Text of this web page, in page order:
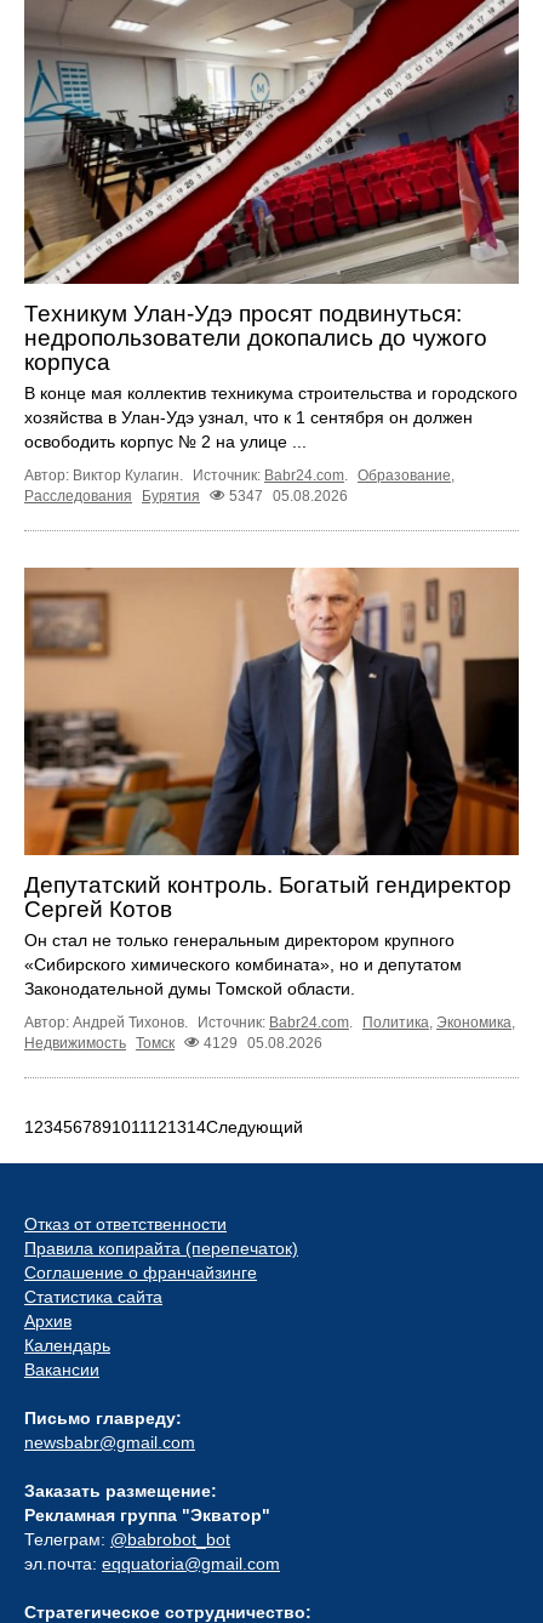
Техникум Улан-Удэ просят подвинуться:
недропользователи докопались до чужого
корпуса
В конце мая коллектив техникума строительства и городского
хозяйства в Улан-Удэ узнал, что к 1 сентября он должен
освободить корпус № 2 на улице ...
Автор: Виктор Кулагин. Источник: Babr24.com. Образование,
Расследования
Бурятия 5347 05.08.2026
Депутатский контроль. Богатый гендиректор
Сергей Котов
Он стал не только генеральным директором крупного
«Сибирского химического комбината», но и депутатом
Законодательной думы Томской области.
Автор: Андрей Тихонов. Источник: Babr24.com. Политика, Экономика,
Недвижимость Томск 4129 05.08.2026
1 234567891011121314Следующий
Отказ от ответственности
Правила копирайта (перепечаток)
Соглашение о франчайзинге
Статистика сайта
Архив
Календарь
Вакансии
Письмо главреду:
newsbabr@gmail.com
Заказать размещение:
Рекламная группа "Экватор"
Телеграм: @babrobot_bot
эл.почта: eqquatoria@gmail.com
Стратегическое сотрудничество: